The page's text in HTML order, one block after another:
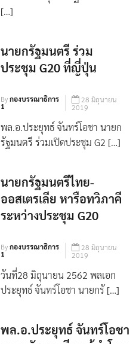
ภายหลังเสร็จสิ้นจากการประชุม
นายกรัฐมนตรี ร่วม
ประชุม G20 ที่ญี่ปุ่น
Byกองบรรณาธิการ
1
28 มิถุนายน
2019
พล.อ.ประยุทธ์ จันทร์โอชา นายก
นายกรัฐมนตรีไทย-
ออสเตรเลีย หารือทวิภาคี
ระหว่างประชุม G20
Byกองบรรณาธิการ
1
28 มิถุนายน
2019
วันที่28 มิถุนายน 2562 พลเอก